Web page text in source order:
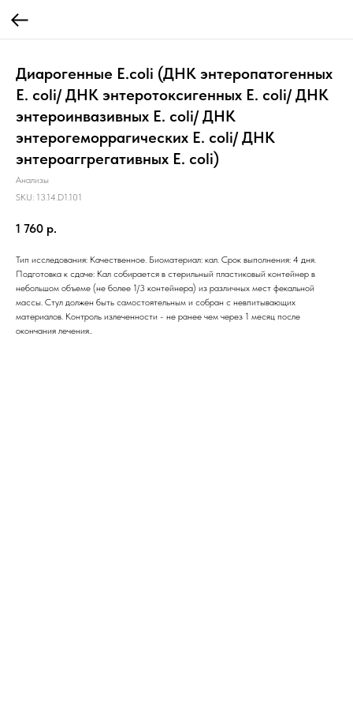
Диарогенные E.coli (ДНК энтеропатогенных
E. coli/ ДНК энтеротоксигенных E. coli/ ДНК
энтероинвазивных E. coli/ ДНК
энтерогеморрагических E. coli/ ДНК
энтероаггрегативных E. coli)
Анализы
SKU: 13.14.D1.101
1 760 р.
Тип исследования: Качественное. Биоматериал: кал. Срок выполнения: 4 дня.
Подготовка к сдаче: Кал собирается в стерильный пластиковый контейнер в
небольшом объеме (не более 1/3 контейнера) из различных мест фекальной
массы. Стул должен быть самостоятельным и собран с невпитывающих
материалов. Контроль излеченности - не ранее чем через 1 месяц после
окончания лечения..